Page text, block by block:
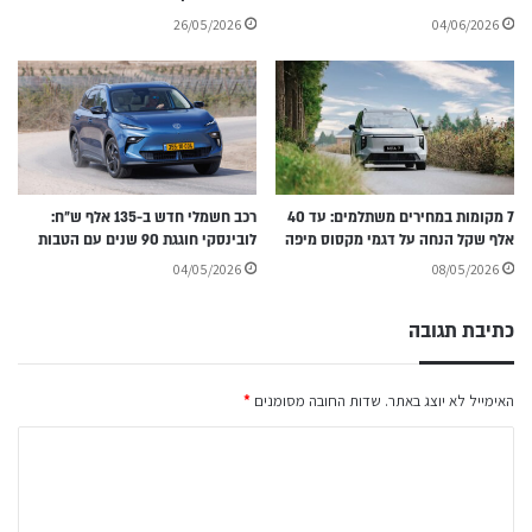
04/06/2026
26/05/2026
7 מקומות במחירים משתלמים: עד 40
אלף שקל הנחה על דגמי מקסוס מיפה
08/05/2026
רכב חשמלי חדש ב-135 אלף ש״ח:
לובינסקי חוגגת 90 שנים עם הטבות
04/05/2026
כתיבת תגובה
האימייל לא יוצג באתר. שדות החובה מסומנים *